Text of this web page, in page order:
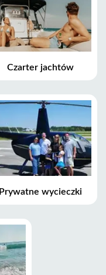
Czarter jachtów
Prywatne wycieczki